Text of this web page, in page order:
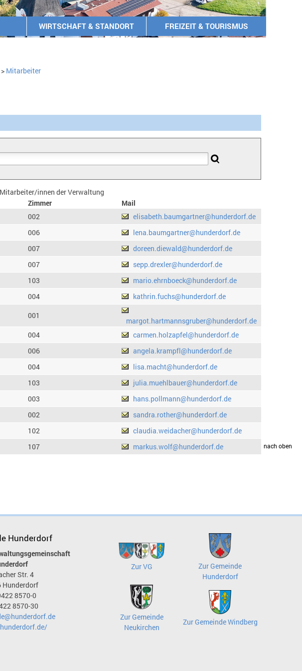
WIRTSCHAFT & STANDORT FREIZEIT & TOURISMUS
Mitarbeiter
innen der Verwaltung
Zimmer
Mail
002
elisabeth.baumgartner@hunderdorf.de
006
lena.baumgartner@hunderdorf.de
007
doreen.diewald@hunderdorf.de
007
sepp.drexler@hunderdorf.de
103
mario.ehrnboeck@hunderdorf.de
004
kathrin.fuchs@hunderdorf.de
001
margot.hartmannsgruber@hunderdorf.de
004
carmen.holzapfel@hunderdorf.de
006
angela.krampfl@hunderdorf.de
004
lisa.macht@hunderdorf.de
103
julia.muehlbauer@hunderdorf.de
003
hans.pollmann@hunderdorf.de
002
sandra.rother@hunderdorf.de
102
claudia.weidacher@hunderdorf.de
107 markus.wolf@hunderdorf.dedrucken nach oben
Hunderdorf
Str. 4
Hunderdorf
8570-0
8570-30
Zur VG
Zur Gemeinde
Hunderdorf
Zur Gemeinde
Neukirchen
Zur Gemeinde Windberg